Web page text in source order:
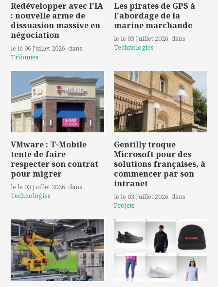
Redévelopper avec l'IA
: nouvelle arme de
dissuasion massive en
négociation
le le 06 Juillet 2026, dans
Tribunes
Les pirates de GPS à
l'abordage de la
marine marchande
le le 03 Juillet 2026, dans
Technologies
VMware : T-Mobile
tente de faire
respecter son contrat
pour migrer
le le 03 Juillet 2026, dans
Technologies
Gentilly troque
Microsoft pour des
solutions françaises, à
commencer par son
intranet
le le 03 Juillet 2026, dans
Projets